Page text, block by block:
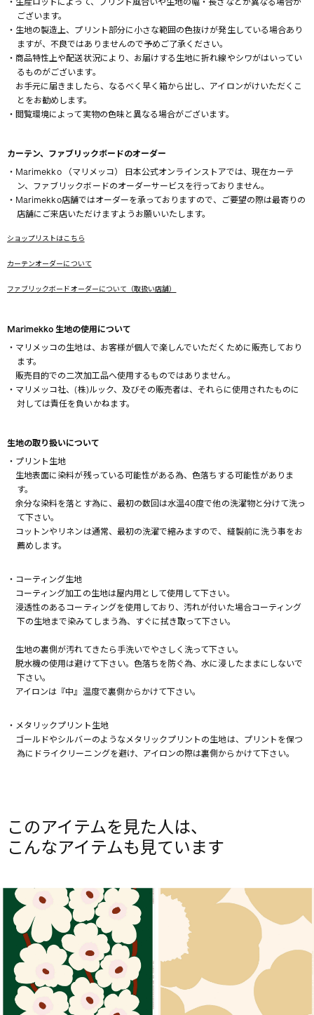
・生産ロットによって、プリント風合いや生地の幅・長さなどが異なる場合が
ございます。
・生地の製造上、プリント部分に小さな範囲の色抜けが発生している場合あり
ますが、不良ではありませんので予めご了承ください。
・商品特性上や配送状況により、お届けする生地に折れ線やシワがはいってい
るものがございます。
お手元に届きましたら、なるべく早く箱から出し、アイロンがけいただくこ
とをお勧めします。
・閲覧環境によって実物の色味と異なる場合がございます。
カーテン、ファブリックボードのオーダー
・Marimekko （マリメッコ） 日本公式オンラインストアでは、現在カーテ
ン、ファブリックボードのオーダーサービスを行っておりません。
・Marimekko店舗ではオーダーを承っておりますので、ご要望の際は最寄りの
店舗にご来店いただけますようお願いいたします。
ショップリストはこちら
カーテンオーダーについて
ファブリックボードオーダーについて（取扱い店舗）
Marimekko 生地の使用について
・マリメッコの生地は、お客様が個人で楽しんでいただくために販売しており
ます。
販売目的での二次加工品へ使用するものではありません。
・マリメッコ社、(株)ルック、及びその販売者は、それらに使用されたものに
対しては責任を負いかねます。
生地の取り扱いについて
・プリント生地
生地表面に染料が残っている可能性がある為、色落ちする可能性がありま
す。
余分な染料を落とす為に、最初の数回は水温40度で他の洗濯物と分けて洗っ
て下さい。
コットンやリネンは通常、最初の洗濯で縮みますので、縫製前に洗う事をお
薦めします。
・コーティング生地
コーティング加工の生地は屋内用として使用して下さい。
浸透性のあるコーティングを使用しており、汚れが付いた場合コーティング
下の生地まで染みてしまう為、すぐに拭き取って下さい。
生地の裏側が汚れてきたら手洗いでやさしく洗って下さい。
脱水機の使用は避けて下さい。色落ちを防ぐ為、水に浸したままにしないで
下さい。
アイロンは『中』温度で裏側からかけて下さい。
・メタリックプリント生地
ゴールドやシルバーのようなメタリックプリントの生地は、プリントを保つ
為にドライクリーニングを避け、アイロンの際は裏側からかけて下さい。
このアイテムを見た人は、
こんなアイテムも見ています